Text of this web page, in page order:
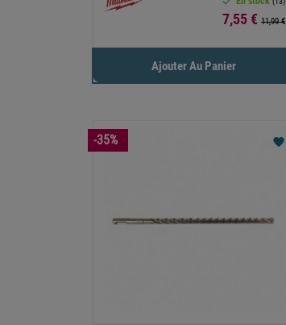
Prix
7,55 € 11,99 €
Ajouter Au Panier
favorite
-35%